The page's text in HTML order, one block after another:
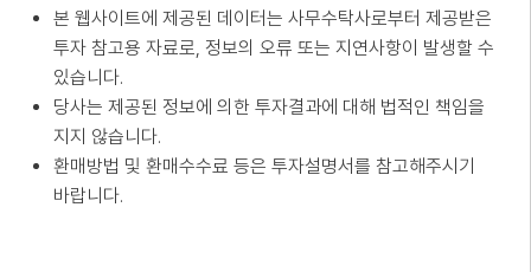
본 웹사이트에 제공된 데이터는 사무수탁사로부터 제공받은
투자 참고용 자료로, 정보의 오류 또는 지연사항이 발생할 수
있습니다.
당사는 제공된 정보에 의한 투자결과에 대해 법적인 책임을
지지 않습니다.
환매방법 및 환매수수료 등은 투자설명서를 참고해주시기
바랍니다.